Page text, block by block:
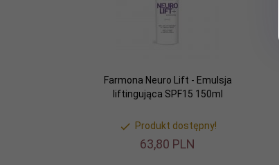
Farmona Neuro Lift - Emulsja
liftingująca SPF15 150ml
Produkt dostępny!
63,80 PLN